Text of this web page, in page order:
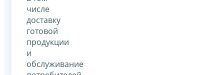
числе
доставку
готовой
продукции
и
обслуживание